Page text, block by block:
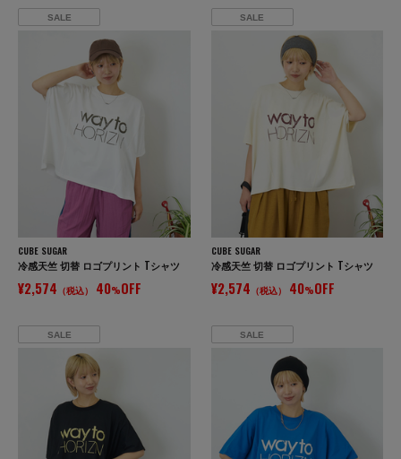
SALE
CUBE SUGAR
冷感天竺 切替 ロゴプリント Tシャツ
¥2,574 （税込） 40%OFF
SALE
CUBE SUGAR
冷感天竺 切替 ロゴプリント Tシャツ
¥2,574 （税込） 40%OFF
SALE SALE